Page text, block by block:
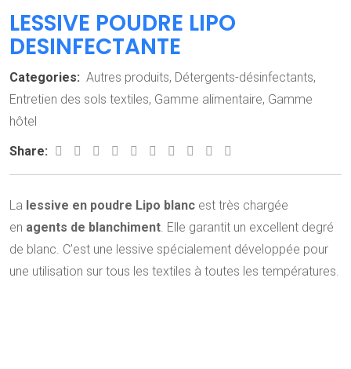
LESSIVE POUDRE LIPO
DESINFECTANTE
Categories: Autres produits, Détergents-désinfectants,
Entretien des sols textiles, Gamme alimentaire, Gamme
hôtel
Share:
La lessive en poudre Lipo blanc est très chargée
en agents de blanchiment. Elle garantit un excellent degré
de blanc. C’est une lessive spécialement développée pour
une utilisation sur tous les textiles à toutes les températures.